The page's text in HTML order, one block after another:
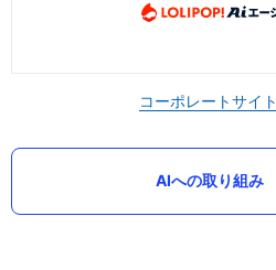
コーポレートサイト
AIへの取り組み